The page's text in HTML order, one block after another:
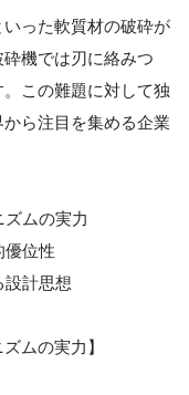
った軟質材の破砕が
機では刃に絡みつ
この難題に対して独
ら注目を集める企業
ムの実力
優位性
設計思想
ムの実力】